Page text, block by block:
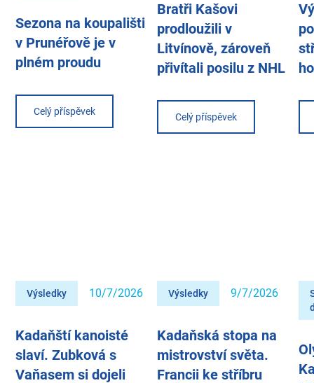
Sezona na koupališti
v Prunéřově je v
plném proudu
Celý příspěvek
Bratři Kašovi
prodloužili v
Litvínově, zároveň
přivítali posilu z NHL
Celý příspěvek
Výsledky 10/7/2026
Kadaňští kanoisté
slaví. Zubková s
Vaňasem si dojeli
Výsledky 9/7/2026
Kadaňská stopa na
mistrovství světa.
Francii ke stříbru